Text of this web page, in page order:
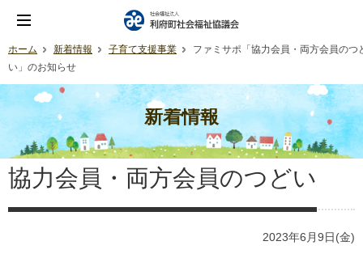
ホーム 新着情報 子育て支援事業
ファミサポ「協力会員・両方会員のつ
い」のお知らせ
新着情報
協力会員・両方会員のつどい
2023年6月9日(金)